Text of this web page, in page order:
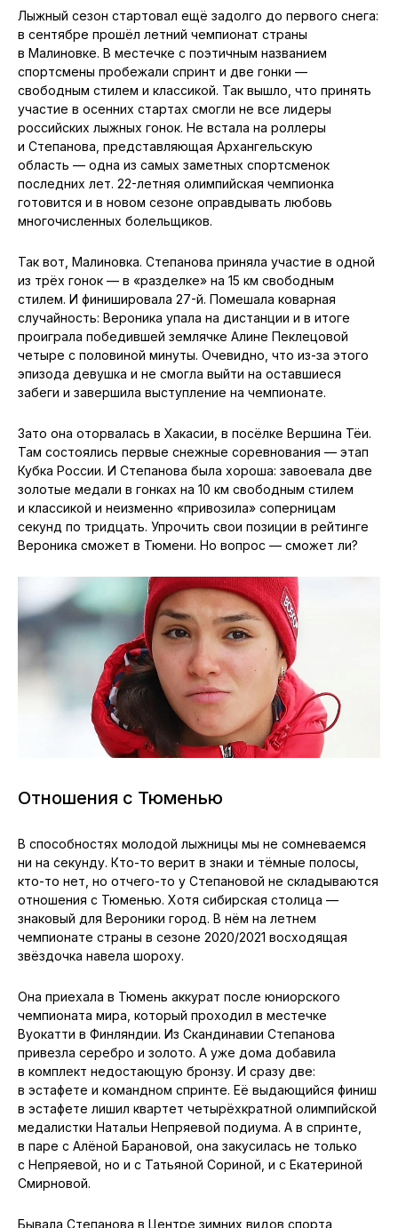
Лыжный сезон стартовал ещё задолго до первого снега:
в сентябре прошёл летний чемпионат страны
в Малиновке. В местечке с поэтичным названием
спортсмены пробежали спринт и две гонки —
свободным стилем и классикой. Так вышло, что принять
участие в осенних стартах смогли не все лидеры
российских лыжных гонок. Не встала на роллеры
и Степанова, представляющая Архангельскую
область — одна из самых заметных спортсменок
последних лет. 22-летняя олимпийская чемпионка
готовится и в новом сезоне оправдывать любовь
многочисленных болельщиков.
Так вот, Малиновка. Степанова приняла участие в одной
из трёх гонок — в «разделке» на 15 км свободным
стилем. И финишировала 27-й. Помешала коварная
случайность: Вероника упала на дистанции и в итоге
проиграла победившей землячке Алине Пеклецовой
четыре с половиной минуты. Очевидно, что из-за этого
эпизода девушка и не смогла выйти на оставшиеся
забеги и завершила выступление на чемпионате.
Зато она оторвалась в Хакасии, в посёлке Вершина Тёи.
Там состоялись первые снежные соревнования — этап
Кубка России. И Степанова была хороша: завоевала две
золотые медали в гонках на 10 км свободным стилем
и классикой и неизменно «привозила» соперницам
секунд по тридцать. Упрочить свои позиции в рейтинге
Вероника сможет в Тюмени. Но вопрос — сможет ли?
Отношения с Тюменью
В способностях молодой лыжницы мы не сомневаемся
ни на секунду. Кто-то верит в знаки и тёмные полосы,
кто-то нет, но отчего-то у Степановой не складываются
отношения с Тюменью. Хотя сибирская столица —
знаковый для Вероники город. В нём на летнем
чемпионате страны в сезоне 2020/2021 восходящая
звёздочка навела шороху.
Она приехала в Тюмень аккурат после юниорского
чемпионата мира, который проходил в местечке
Вуокатти в Финляндии. Из Скандинавии Степанова
привезла серебро и золото. А уже дома добавила
в комплект недостающую бронзу. И сразу две:
в эстафете и командном спринте. Её выдающийся финиш
в эстафете лишил квартет четырёхкратной олимпийской
медалистки Натальи Непряевой подиума. А в спринте,
в паре с Алёной Барановой, она закусилась не только
с Непряевой, но и с Татьяной Сориной, и с Екатериной
Смирновой.
Бывала Степанова в Центре зимних видов спорта